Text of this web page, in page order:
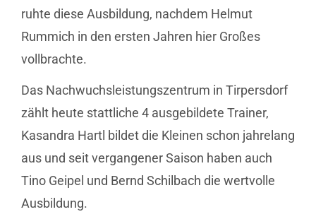
ruhte diese Ausbildung, nachdem Helmut
Rummich in den ersten Jahren hier Großes
vollbrachte.
Das Nachwuchsleistungszentrum in Tirpersdorf
zählt heute stattliche 4 ausgebildete Trainer,
Kasandra Hartl bildet die Kleinen schon jahrelang
aus und seit vergangener Saison haben auch
Tino Geipel und Bernd Schilbach die wertvolle
Ausbildung.